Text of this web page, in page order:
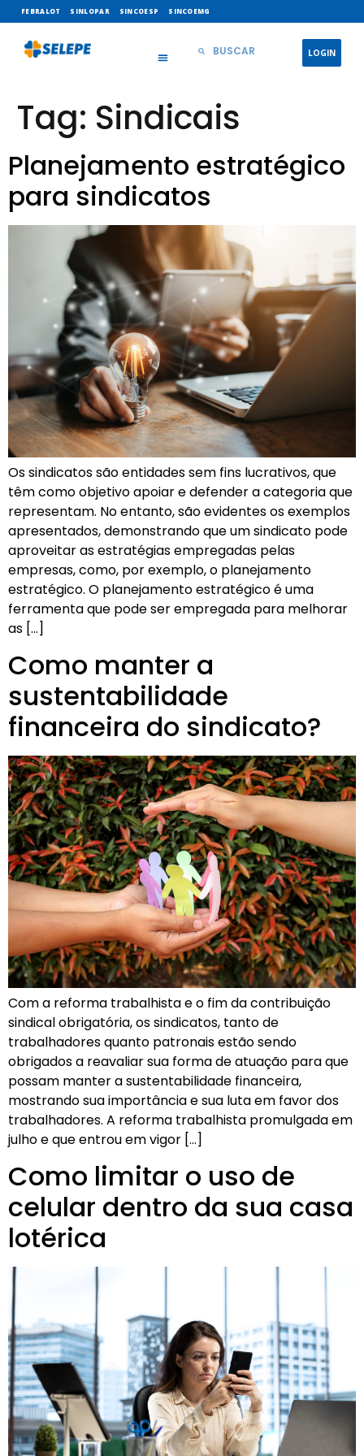
FEBRALOT SINLOPAR SINCOESP SINCOEMG
LOGIN
Tag: Sindicais
Planejamento estratégico
para sindicatos
Os sindicatos são entidades sem fins lucrativos, que
têm como objetivo apoiar e defender a categoria que
representam. No entanto, são evidentes os exemplos
apresentados, demonstrando que um sindicato pode
aproveitar as estratégias empregadas pelas
empresas, como, por exemplo, o planejamento
estratégico. O planejamento estratégico é uma
ferramenta que pode ser empregada para melhorar
as […]
Como manter a
sustentabilidade
financeira do sindicato?
Com a reforma trabalhista e o fim da contribuição
sindical obrigatória, os sindicatos, tanto de
trabalhadores quanto patronais estão sendo
obrigados a reavaliar sua forma de atuação para que
possam manter a sustentabilidade financeira,
mostrando sua importância e sua luta em favor dos
trabalhadores. A reforma trabalhista promulgada em
julho e que entrou em vigor […]
Como limitar o uso de
celular dentro da sua casa
lotérica